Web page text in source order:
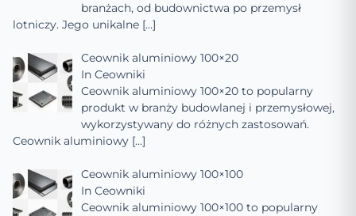
branżach, od budownictwa po przemysł
lotniczy. Jego unikalne […]
Ceownik aluminiowy 100×20
In Ceowniki
Ceownik aluminiowy 100×20 to popularny
produkt w branży budowlanej i przemysłowej,
wykorzystywany do różnych zastosowań.
Ceownik aluminiowy […]
Ceownik aluminiowy 100×100
In Ceowniki
Ceownik aluminiowy 100×100 to popularny